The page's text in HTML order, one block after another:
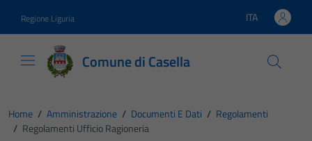
Regione Liguria Lingua attiva:
ITA
Comune di Casella
Home / Amministrazione / Documenti E Dati / Regolamenti
/ Regolamenti Ufficio Ragioneria